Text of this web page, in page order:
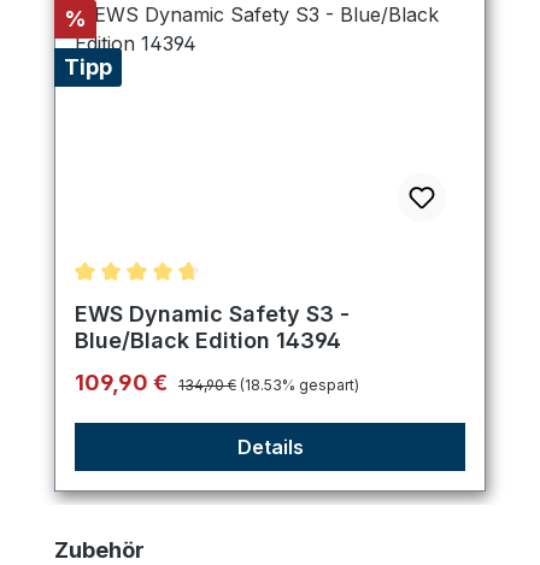
Rabatt
%
Tipp
Durchschnittliche Bewertung von 4.75 von 5
EWS Dynamic Safety S3 -
Blue/Black Edition 14394
Verkaufspreis:
109,90 € Regulärer Preis:
134,90 € (18.53% gespart)
Details
Produktgalerie überspringen
Zubehör